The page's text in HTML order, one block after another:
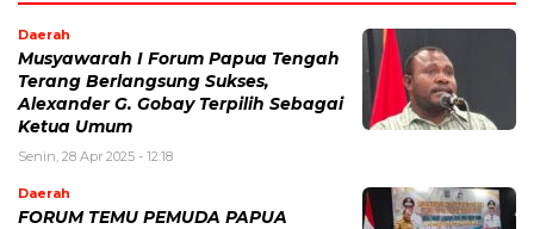
Daerah
Musyawarah I Forum Papua Tengah
Terang Berlangsung Sukses,
Alexander G. Gobay Terpilih Sebagai
Ketua Umum
Senin, 28 Apr 2025 - 12:18
Daerah
FORUM TEMU PEMUDA PAPUA